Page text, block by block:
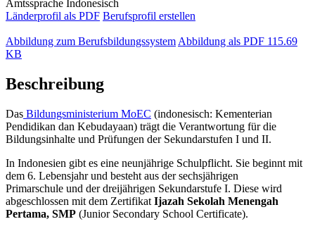
Amtssprache Indonesisch
Länderprofil als PDF Berufsprofil erstellen
Abbildung zum Berufsbildungssystem Abbildung als PDF 115.69
KB
Beschreibung
Das Bildungsministerium MoEC (indonesisch: Kementerian
Pendidikan dan Kebudayaan) trägt die Verantwortung für die
Bildungsinhalte und Prüfungen der Sekundarstufen I und II.
In Indonesien gibt es eine neunjährige Schulpflicht. Sie beginnt mit
dem 6. Lebensjahr und besteht aus der sechsjährigen
Primarschule und der dreijährigen Sekundarstufe I. Diese wird
abgeschlossen mit dem Zertifikat Ijazah Sekolah Menengah
Pertama, SMP (Junior Secondary School Certificate).